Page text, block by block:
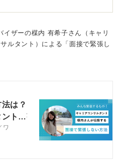
日々の仕事もできないでしょ
のことを、「仕事をする能力
いるはずです。そこで一度よく
仕事の方なのです。仕事がで
面接で話せないなんておかし
は対処法やハウツーの問題では
す。
接を重大なものと考えすぎて
イザーの楳内 有希子さん（キャリ
ルタント）による「面接で緊張し
は？
ントが
にす
ワ